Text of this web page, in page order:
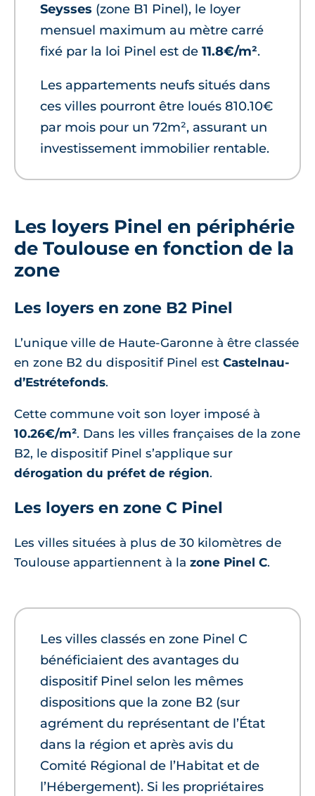
Seysses (zone B1 Pinel), le loyer
mensuel maximum au mètre carré
fixé par la loi Pinel est de 11.8€/m².
Les appartements neufs situés dans
ces villes pourront être loués 810.10€
par mois pour un 72m², assurant un
investissement immobilier rentable.
Les loyers Pinel en périphérie
de Toulouse en fonction de la
zone
Les loyers en zone B2 Pinel
L’unique ville de Haute-Garonne à être classée
en zone B2 du dispositif Pinel est Castelnau-
d’Estrétefonds.
Cette commune voit son loyer imposé à
10.26€/m². Dans les villes françaises de la zone
B2, le dispositif Pinel s’applique sur
dérogation du préfet de région.
Les loyers en zone C Pinel
Les villes situées à plus de 30 kilomètres de
Toulouse appartiennent à la zone Pinel C.
Les villes classés en zone Pinel C
bénéficiaient des avantages du
dispositif Pinel selon les mêmes
dispositions que la zone B2 (sur
agrément du représentant de l’État
dans la région et après avis du
Comité Régional de l’Habitat et de
l’Hébergement). Si les propriétaires